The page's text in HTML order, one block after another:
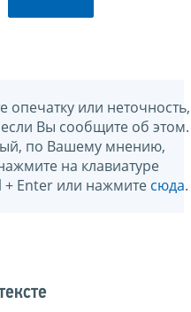
опечатку или неточность,
Вы сообщите об этом.
по Вашему мнению,
на клавиатуре
Enter или нажмите сюда.